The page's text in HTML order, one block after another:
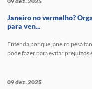
Janeiro no vermelho?
para ven...
Entenda por que janeiro pesa
pode fazer para evitar prejuízos
09 dez. 2025